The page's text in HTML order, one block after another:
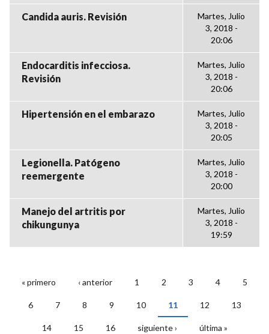
Candida auris. Revisión
Martes, Julio
3, 2018 -
20:06
Endocarditis infecciosa.
Revisión
Martes, Julio
3, 2018 -
20:06
Hipertensión en el embarazo
Martes, Julio
3, 2018 -
20:05
Legionella. Patógeno
reemergente
Martes, Julio
3, 2018 -
20:00
Manejo del artritis por
chikungunya
Martes, Julio
3, 2018 -
19:59
PÁGINAS
« primero ‹ anterior 1 2 3 4 5
6 7 8 9 10 11 12 13
14 15 16 siguiente › última »